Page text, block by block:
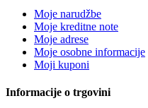
Moje narudžbe
Moje kreditne note
Moje adrese
Moje osobne informacije
Moji kuponi
Informacije o trgovini